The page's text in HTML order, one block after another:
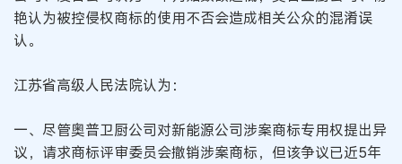
艳认为被控侵权商标的使用不否会造成相关公众的混淆误
认。
江苏省高级人民法院认为：
一、尽管奥普卫厨公司对新能源公司涉案商标专用权提出异
议，请求商标评审委员会撤销涉案商标，但该争议已近5年